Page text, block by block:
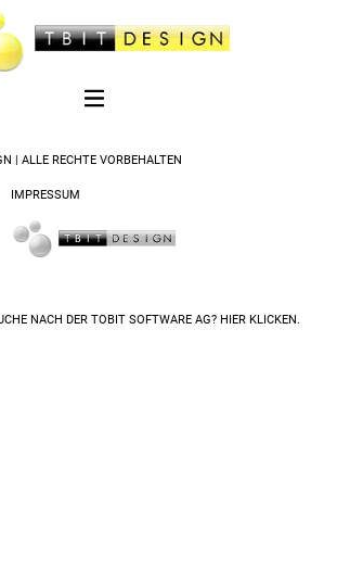
| ALLE RECHTE VORBEHALTEN
IMPRESSUM
NACH DER TOBIT SOFTWARE AG? HIER KLICKEN.